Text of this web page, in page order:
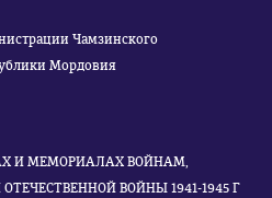
Чамзинского
Мордовия
И МЕМОРИАЛАХ ВОЙНАМ,
ВОЙНЫ 1941-1945 Г